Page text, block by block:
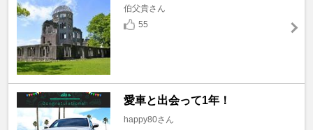
伯父貴さん
55
愛車と出会って1年！
happy80さん